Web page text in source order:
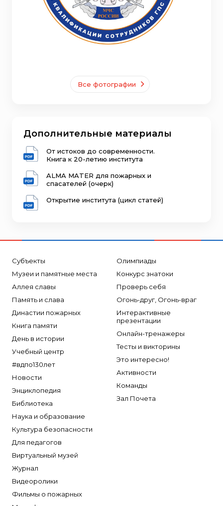
Все фотографии
Дополнительные материалы
От истоков до современности.
Книга к 20-летию института
ALMA MATER для пожарных и
спасателей (очерк)
Открытие института (цикл статей)
Субъекты
Музеи и памятные места
Аллея славы
Память и слава
Династии пожарных
Книга памяти
День в истории
Учебный центр
#вдпо130лет
Новости
Энциклопедия
Библиотека
Наука и образование
Культура безопасности
Для педагогов
Виртуальный музей
Журнал
Видеоролики
Фильмы о пожарных
Олимпиады
Конкурс знатоки
Проверь себя
Огонь-друг, Огонь-враг
Интерактивные
презентации
Онлайн-тренажеры
Тесты и викторины
Это интересно!
Активности
Команды
Зал Почета